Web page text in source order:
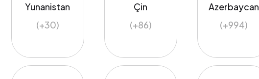
Yunanistan
(+30)
Çin
(+86)
Azerbaycan
(+994)